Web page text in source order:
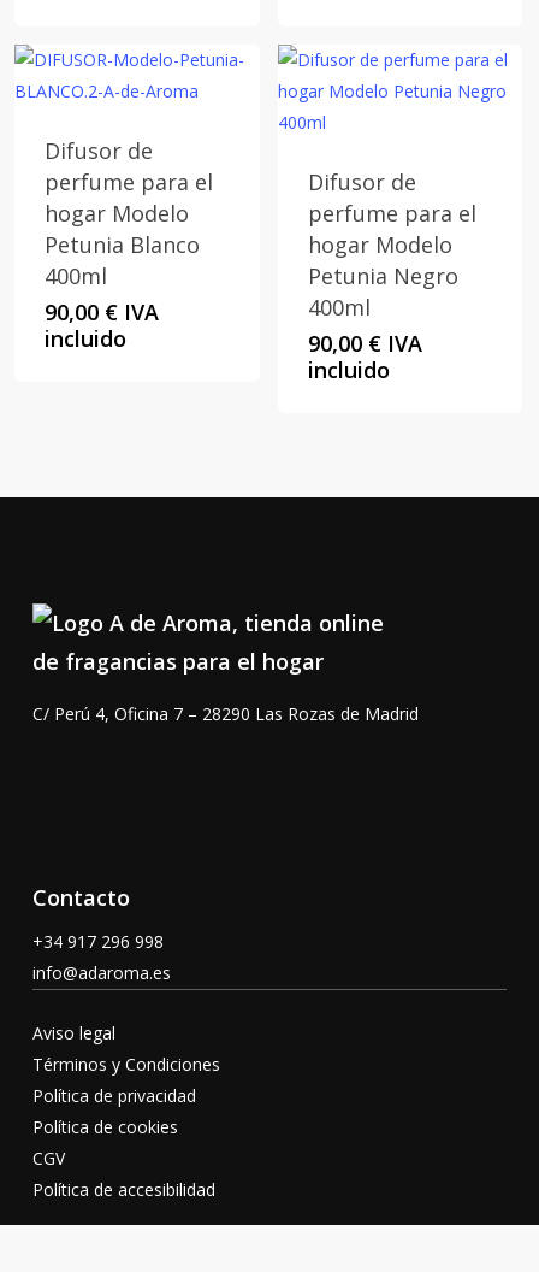
Difusor de
perfume para el
hogar Modelo
Petunia Blanco
400ml
90,00 € IVA
incluido
Difusor de
perfume para el
hogar Modelo
Petunia Negro
400ml
90,00 € IVA
incluido
C/ Perú 4, Oficina 7 – 28290 Las Rozas de Madrid
Contacto
+34 917 296 998
info@adaroma.es
Aviso legal
Términos y Condiciones
Política de privacidad
Política de cookies
CGV
Política de accesibilidad